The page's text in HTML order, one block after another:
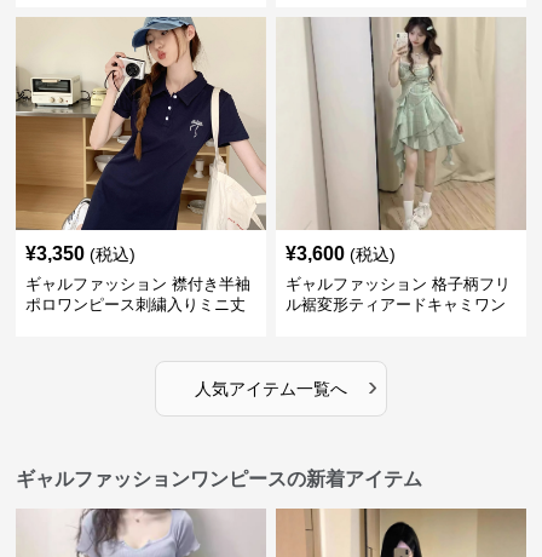
¥3,350 (税込)
ギャルファッション 襟付き半袖
ポロワンピース刺繍入りミニ丈
¥3,600 (税込)
ギャルファッション 格子柄フリ
ル裾変形ティアードキャミワン
人気アイテム一覧へ ›
ギャルファッションワンピースの新着アイテム